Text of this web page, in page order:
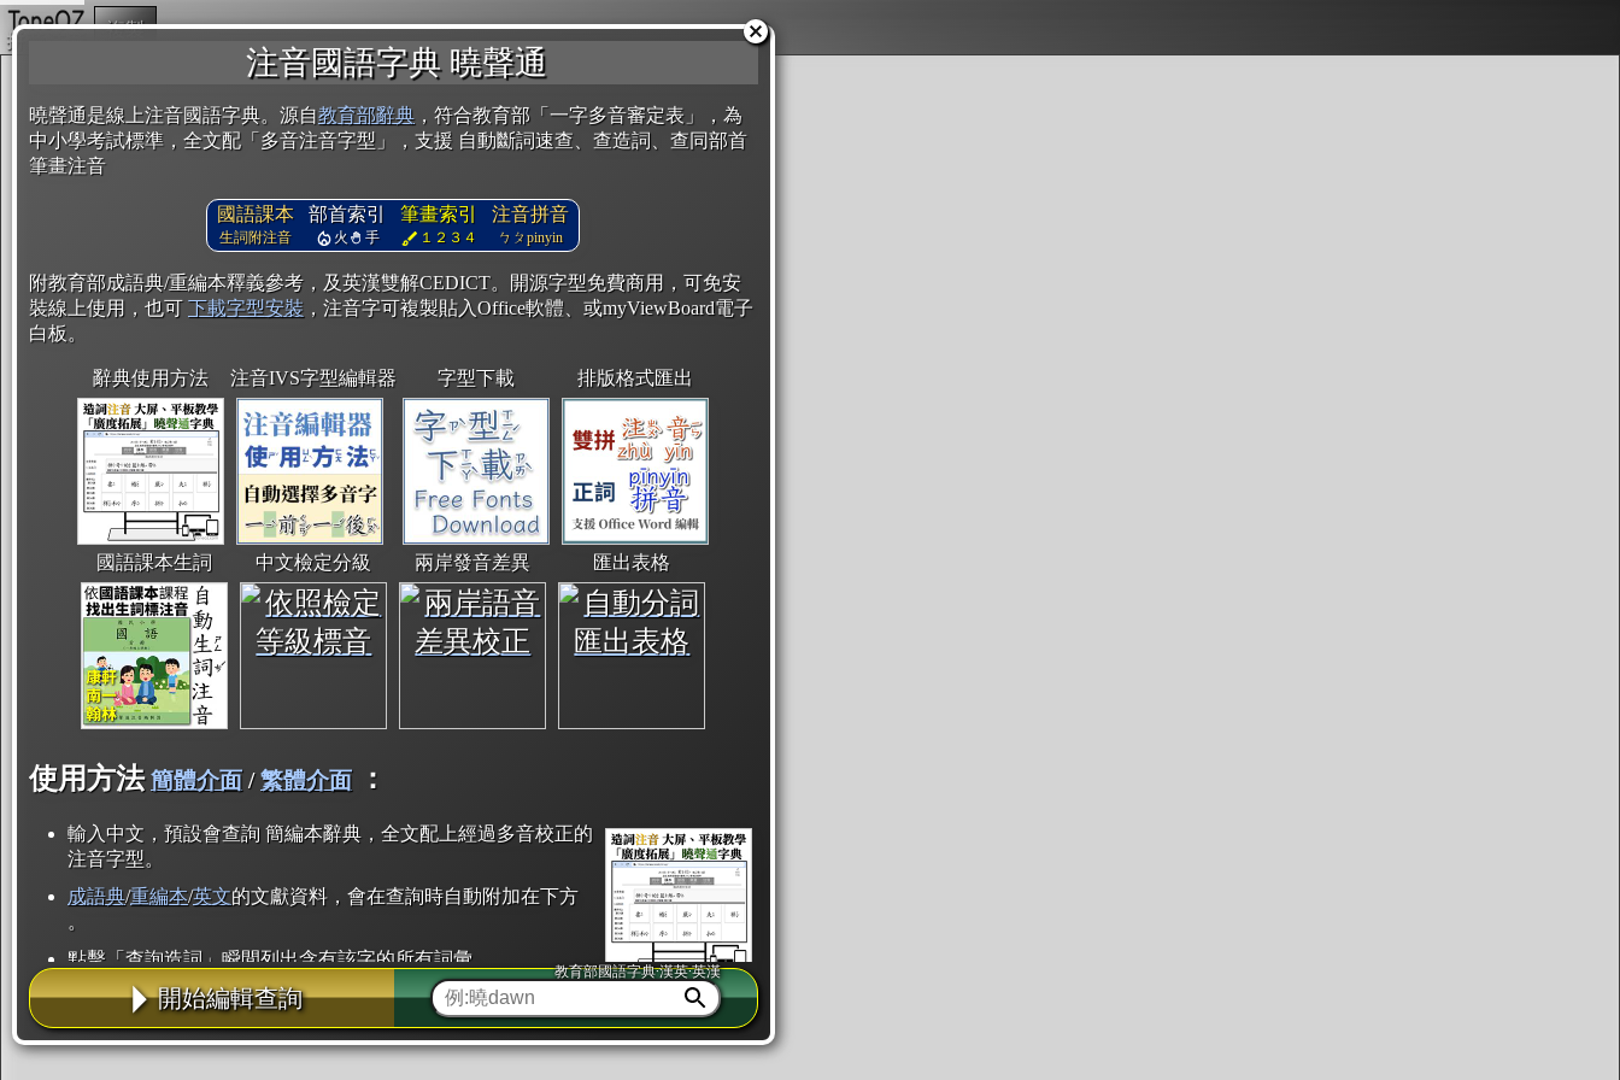
注音國語字典 曉聲通
曉聲通是線上注音國語字典。源自教育部辭典 ，符合教育部「一字多音審定表」，為
中小學考試標準，全文配「多音注音字型」，支援 自動斷詞速查、查造詞、查同部首
筆畫注音
國語課本
生詞附注音
部首索引
火 手
筆畫索引
１２３４
注音拼音
ㄅㄆpinyin
附教育部成語典/重編本釋義參考，及英漢雙解CEDICT。開源字型免費商用，可免安
裝線上使用，也可 下載字型安裝 ，注音字可複製貼入Office軟體、或myViewBoard電子
白板。
辭典使用方法 注音IVS字型編輯器 字型下載 排版格式匯出
國語課本生詞 中文檢定分級 兩岸發音差異 匯出表格
使用方法 簡體介面/繁體介面 ：
輸入中文，預設會查詢 簡編本辭典，全文配上經過多音校正的
注音字型。
成語典/重編本/英文的文獻資料，會在查詢時自動附加在下方
。
點擊「查詢造詞」瞬間列出含有該字的所有詞彙。
點「部首」瞬間列出所有「同部首字」。也支援查詢「同注音」或「同筆畫」。
辭典解釋的全文都經過自動斷詞，點擊便可瞬間「連續查詢」此字詞的解釋，不
用手動重複輸入。
開始編輯查詢
教育部國語字典·漢英·英漢
複製